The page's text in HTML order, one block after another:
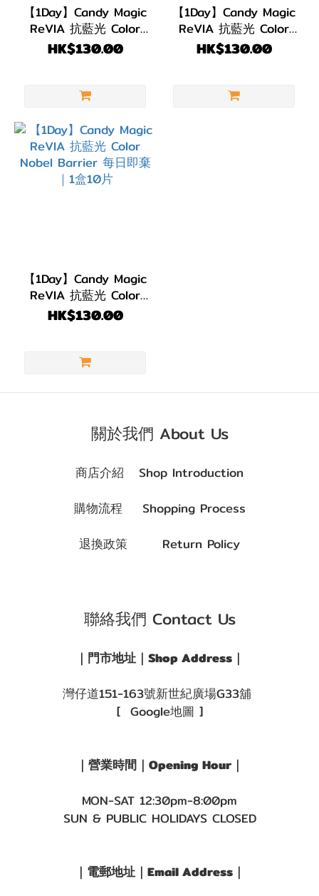
DIA
14.1mm
(4)
啡
色/
朱
明
(1)
【1Day】Candy Magic
ReVIA 抗藍光 Color
Flare Barrier 每日即棄
｜1盒10片
HK$130.00
【1Day】Candy Magic
ReVIA 抗藍光 Color
Pure Barrier 每日即棄
｜1盒10片
HK$130.00
【1Day】Candy Magic
ReVIA 抗藍光 Color
Nobel Barrier 每日即
棄 ｜1盒10片
HK$130.00
關於我們 About Us
商店介紹 Shop Introduction
購物流程 Shopping Process
退換政策 Return Policy
聯絡我們 Contact Us
｜門市地址｜Shop Address｜
灣仔道151-163號新世紀廣場G33舖
[ Google地圖 ]
｜營業時間｜Opening Hour｜
MON-SAT 12:30pm-8:00pm
SUN & PUBLIC HOLIDAYS CLOSED
｜電郵地址｜Email Address｜